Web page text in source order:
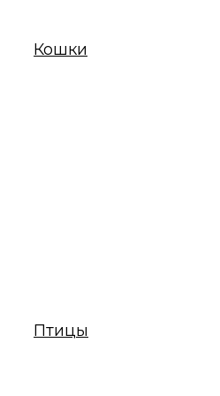
Кошки
Птицы